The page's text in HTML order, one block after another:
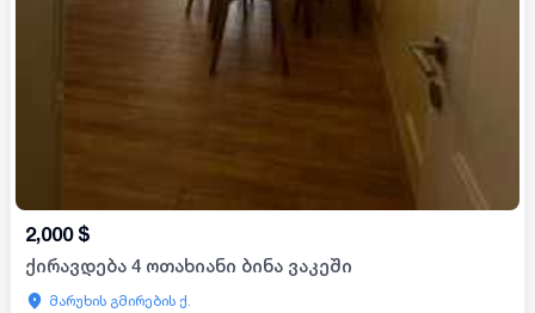
2,000 $
ქირავდება 4 ოთახიანი ბინა ვაკეში
მარუხის გმირების ქ.